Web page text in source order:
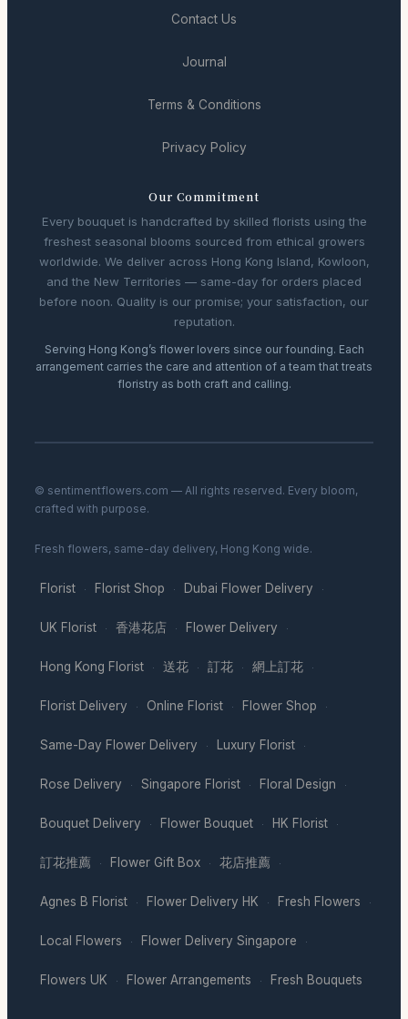
Contact Us
Journal
Terms & Conditions
Privacy Policy
Our Commitment
Every bouquet is handcrafted by skilled florists using the
freshest seasonal blooms sourced from ethical growers
worldwide. We deliver across Hong Kong Island, Kowloon,
and the New Territories — same-day for orders placed
before noon. Quality is our promise; your satisfaction, our
reputation.
Serving Hong Kong’s flower lovers since our founding. Each
arrangement carries the care and attention of a team that treats
floristry as both craft and calling.
© sentimentflowers.com — All rights reserved. Every bloom,
crafted with purpose.
Fresh flowers, same-day delivery, Hong Kong wide.
Florist · Florist Shop · Dubai Flower Delivery ·
UK Florist · 香港花店 · Flower Delivery ·
Hong Kong Florist · 送花 · 訂花 · 網上訂花 ·
Florist Delivery · Online Florist · Flower Shop ·
Same-Day Flower Delivery · Luxury Florist ·
Rose Delivery · Singapore Florist · Floral Design ·
Bouquet Delivery · Flower Bouquet · HK Florist ·
訂花推薦 · Flower Gift Box · 花店推薦 ·
Agnes B Florist · Flower Delivery HK · Fresh Flowers ·
Local Flowers · Flower Delivery Singapore ·
Flowers UK · Flower Arrangements · Fresh Bouquets